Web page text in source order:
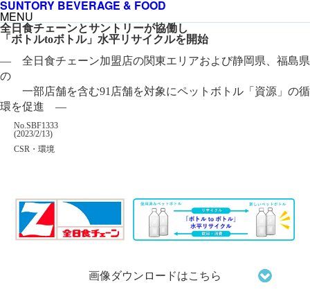
SUNTORY BEVERAGE & FOOD
MENU
全日食チェーンとサントリーが協働し
「ボトルtoボトル」水平リサイクルを開始
― 全日食チェーン加盟店の関東エリアおよび静岡県、福島県
の
一部店舗を含む91店舗を対象にペットボトル「資源」の循
環を促進 ―
掲載番号
No.SBF1333
掲載日
(2023/2/13)
カテゴリー
CSR・環境
画像ダウンロードはこちら